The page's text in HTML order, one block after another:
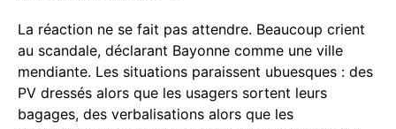
La réaction ne se fait pas attendre. Beaucoup crient
au scandale, déclarant Bayonne comme une ville
mendiante. Les situations paraissent ubuesques : des
PV dressés alors que les usagers sortent leurs
bagages, des verbalisations alors que les